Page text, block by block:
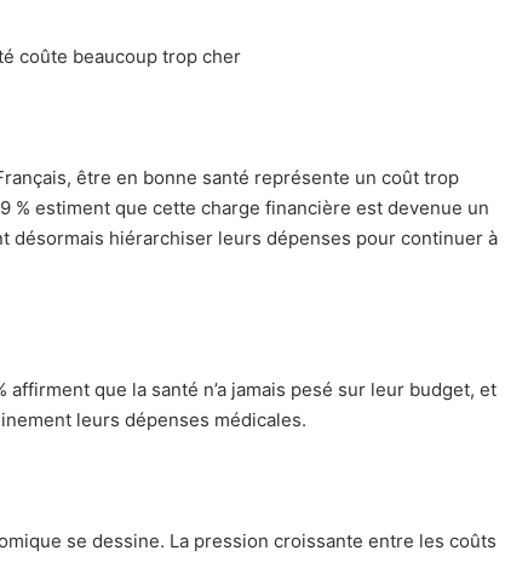
coûte beaucoup trop cher
être en bonne santé représente un coût trop
% estiment que cette charge financière est devenue un
désormais hiérarchiser leurs dépenses pour continuer à
que la santé n’a jamais pesé sur leur budget, et
leurs dépenses médicales.
se dessine. La pression croissante entre les coûts